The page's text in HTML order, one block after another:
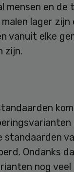
mensen en de
lager zijn
vanuit elke
zijn.
standaarden
Ondanks
nog